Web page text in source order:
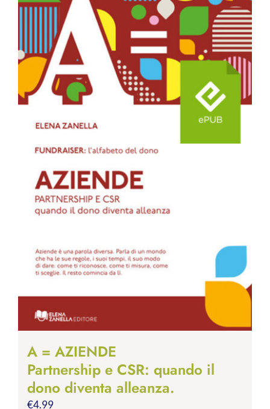
A = AZIENDE
Partnership e CSR: quando il
dono diventa alleanza.
€4.99